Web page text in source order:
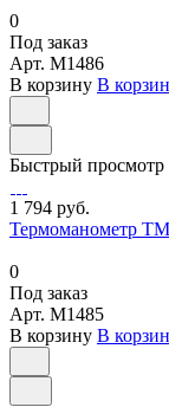
0
Под заказ
Арт. M1486
В корзину В
Быстрый просмотр
1 794 руб.
Термоманометр
0
Под заказ
Арт. M1485
В корзину В